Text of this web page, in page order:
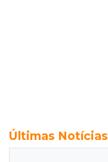
Últimas Notícias